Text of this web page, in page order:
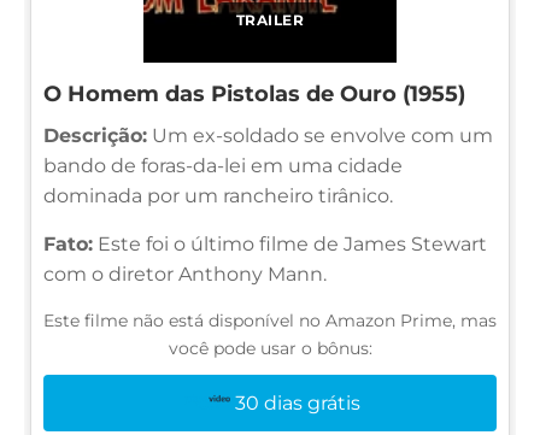
TRAILER
O Homem das Pistolas de Ouro (1955)
Descrição: Um ex-soldado se envolve com um
bando de foras-da-lei em uma cidade
dominada por um rancheiro tirânico.
Fato: Este foi o último filme de James Stewart
com o diretor Anthony Mann.
Este filme não está disponível no Amazon Prime, mas
você pode usar o bônus:
30 dias grátis